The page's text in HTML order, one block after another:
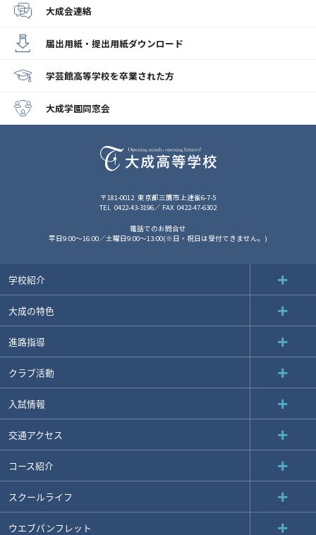
大成会連絡
届出用紙・提出用紙ダウンロード
学芸館高等学校を卒業された方
大成学園同窓会
〒181-0012 東京都三鷹市上連雀6-7-5
TEL 0422-43-3196 FAX 0422-47-6302
電話でのお問合せ
平日9:00～16:00／土曜日9:00～13:00(※日・祝日は受付できません。)
学校紹介
大成の特色
進路指導
クラブ活動
入試情報
交通アクセス
コース紹介
スクールライフ
ウエブパンフレット